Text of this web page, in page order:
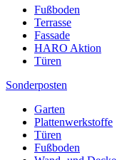
Fußboden
Terrasse
Fassade
HARO Aktion
Türen
Sonderposten
Garten
Plattenwerkstoffe
Türen
Fußboden